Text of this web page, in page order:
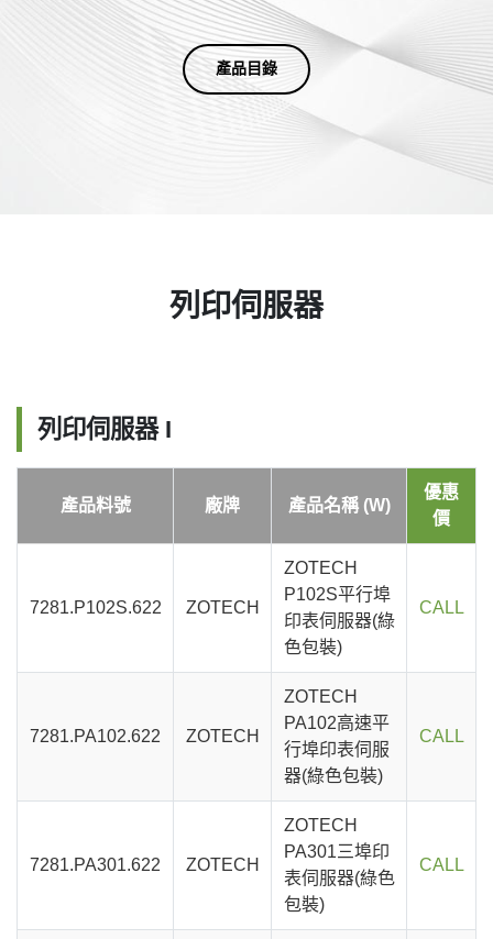
產品目錄
列印伺服器
列印伺服器 I
產品料號 廠牌 產品名稱 (W)
優惠
價
7281.P102S.622 ZOTECH
ZOTECH
P102S平行埠
印表伺服器(綠
色包裝)
CALL
7281.PA102.622 ZOTECH
ZOTECH
PA102高速平
行埠印表伺服
器(綠色包裝)
CALL
7281.PA301.622 ZOTECH
ZOTECH
PA301三埠印
表伺服器(綠色
包裝)
CALL